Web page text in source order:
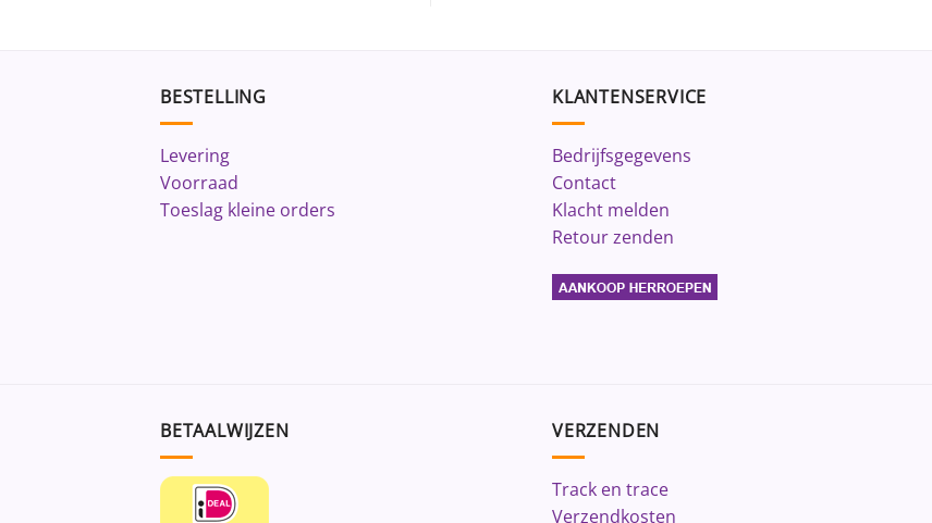
BESTELLING
Levering
Voorraad
Toeslag kleine orders
KLANTENSERVICE
Bedrijfsgegevens
Contact
Klacht melden
Retour zenden
BETAALWIJZEN VERZENDEN
Track en trace
Verzendkosten